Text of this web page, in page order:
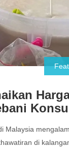
Malaysia
di